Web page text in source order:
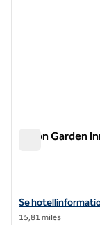
Hilton Garden
Visa
Se
15,81 miles